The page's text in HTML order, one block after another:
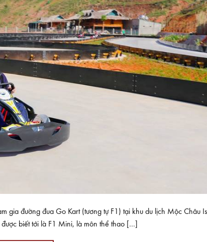
gia đường đua Go Kart (tương tự F1) tại khu du lịch Mộc Châu
biết tới là F1 Mini, là môn thể thao […]